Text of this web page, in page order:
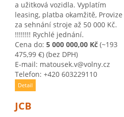
a užitková vozidla. Vyplatím
leasing, platba okamžitě, Provize
za sehnání stroje až 50 000 Kč.
!!!!!!!! Rychlé jednání.
Cena do: 5 000 000,00 Kč (~193
475,99 €) (bez DPH)
E-mail: matousek.v@volny.cz
Telefon: +420 603229110
Detail
JCB